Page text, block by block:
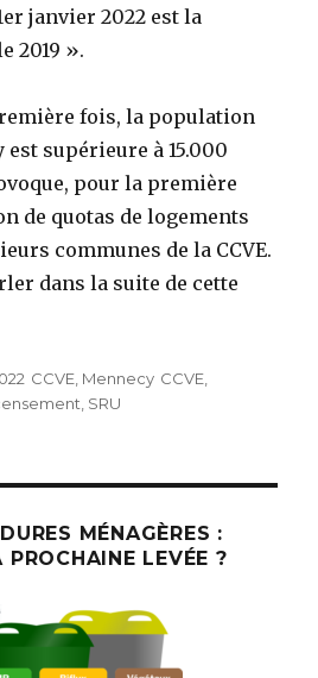
janvier 2022 est la
2019 ».
fois, la population
supérieure à 15.000
pour la première
de quotas de logements
communes de la CCVE.
dans la suite de cette
Catégories
CCVE Mennecy Étiquettes
CCVE
SRU
MÉNAGÈRES :
LEVÉE ?